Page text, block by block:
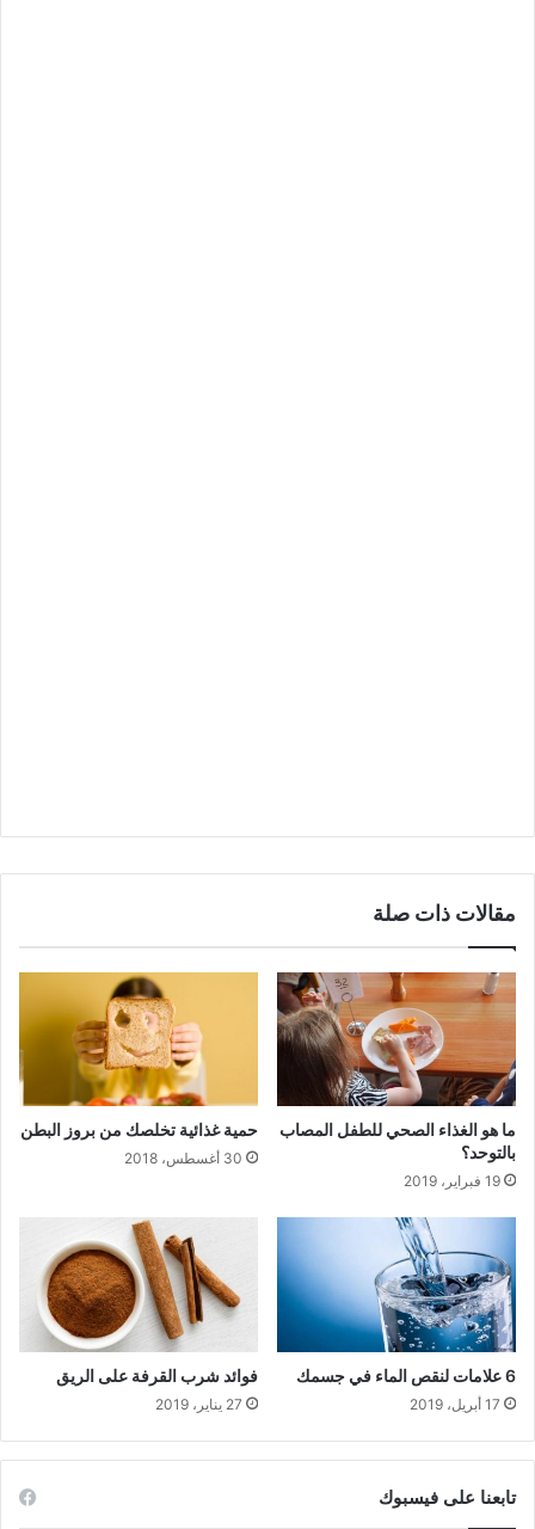
مقالات ذات صلة
ما هو الغذاء الصحي للطفل المصاب
بالتوحد؟
19 فبراير، 2019
حمية غذائية تخلصك من بروز البطن
30 أغسطس، 2018
6 علامات لنقص الماء في جسمك
17 أبريل، 2019
فوائد شرب القرفة على الريق
27 يناير، 2019
تابعنا على فيسبوك